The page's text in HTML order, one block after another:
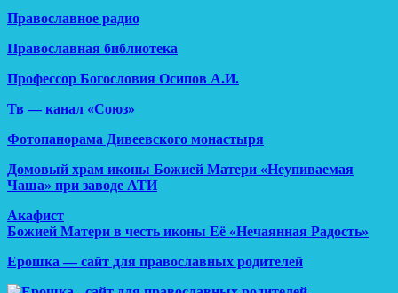
Православное радио
Православная библиотека
Профессор Богословия Осипов А.И.
Тв — канал «Союз»
Фотопанорама Дивеевского монастыря
Домовый храм иконы Божией Матери «Неупиваемая
Чаша» при заводе АТИ
Акафист
Божией Матери в честь иконы Её «Нечаянная Радость»
Ерошка — сайт для православных родителей